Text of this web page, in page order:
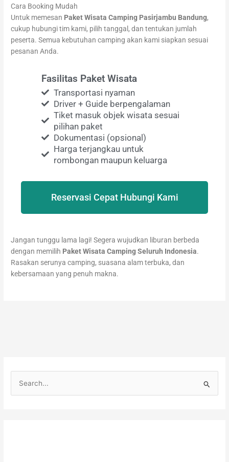
Cara Booking Mudah
Untuk memesan Paket Wisata Camping Pasirjambu Bandung,
cukup hubungi tim kami, pilih tanggal, dan tentukan jumlah
peserta. Semua kebutuhan camping akan kami siapkan sesuai
pesanan Anda.
Fasilitas Paket Wisata
Transportasi nyaman
Driver + Guide berpengalaman
Tiket masuk objek wisata sesuai
pilihan paket
Dokumentasi (opsional)
Harga terjangkau untuk
rombongan maupun keluarga
Reservasi Cepat Hubungi Kami
Jangan tunggu lama lagi! Segera wujudkan liburan berbeda
dengan memilih Paket Wisata Camping Seluruh Indonesia.
Rasakan serunya camping, suasana alam terbuka, dan
kebersamaan yang penuh makna.